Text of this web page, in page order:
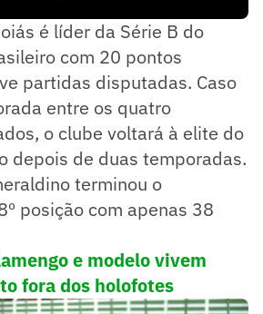
é líder da Série B do
com 20 pontos
partidas disputadas. Caso
entre os quatro
o clube voltará à elite do
depois de duas temporadas.
terminou o
posição com apenas 38
e modelo vivem
fora dos holofotes